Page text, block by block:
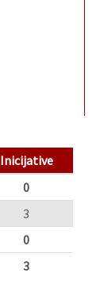
Inicijative
3
0
3
0